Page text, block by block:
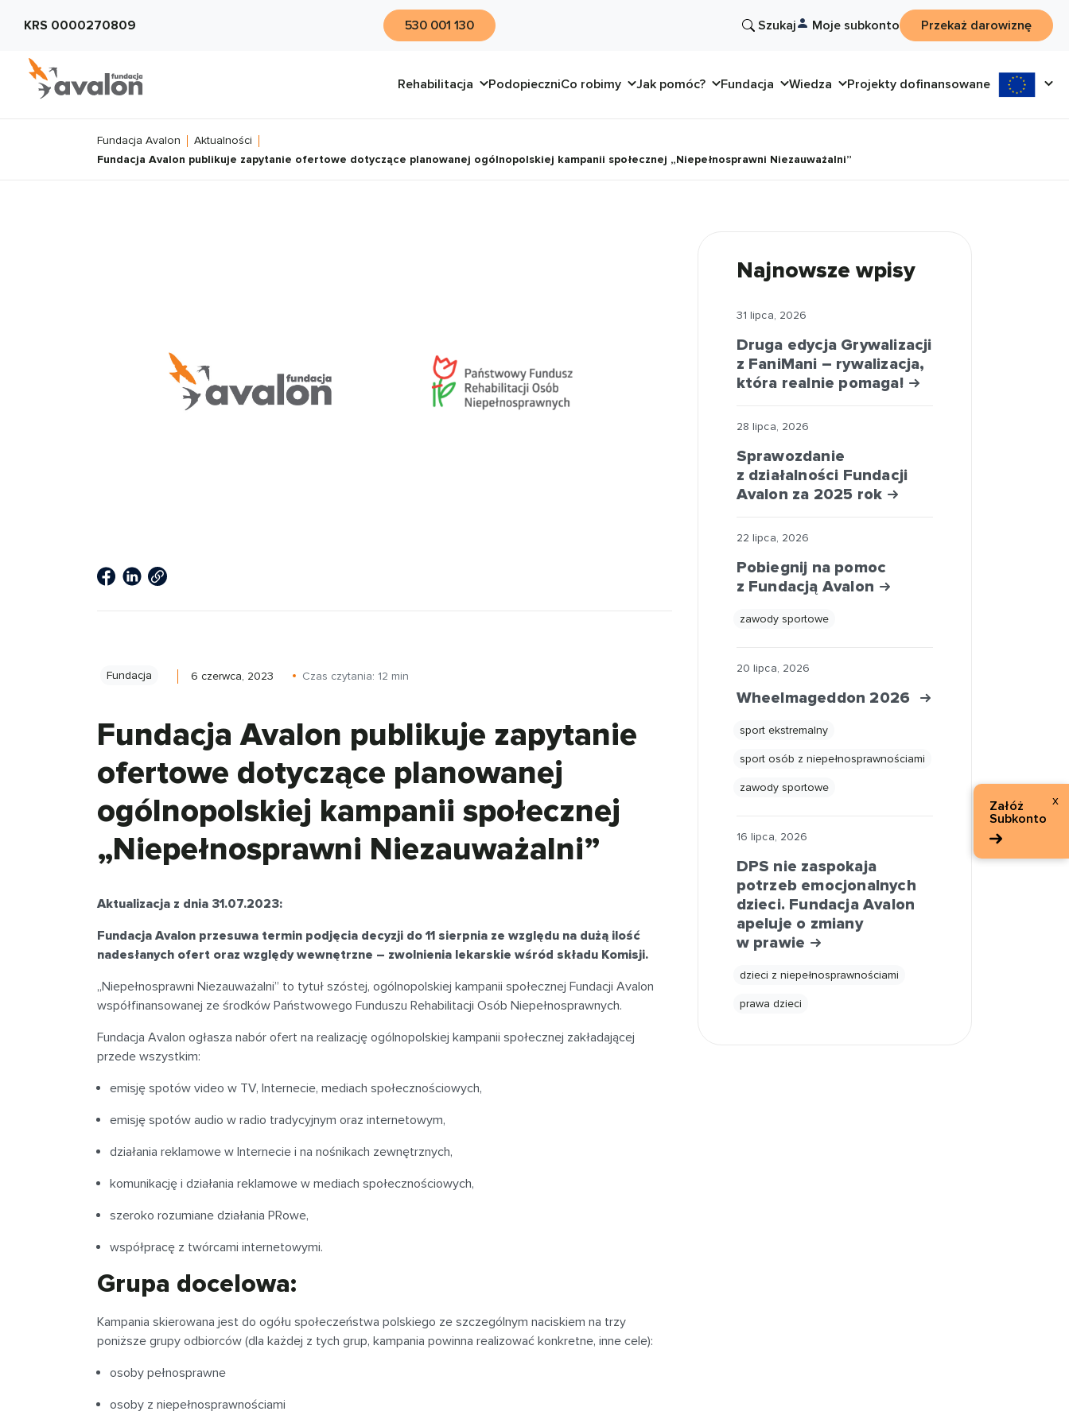
Załóż
Subkonto
x
KRS 0000270809 530 001 130 Szukaj Moje subkonto Przekaż darowiznę
Rehabilitacja PodopieczniCo robimy Jak pomóc? Fundacja Wiedza Projekty dofinansowane
Fundacja Avalon
Aktualności
Fundacja Avalon publikuje zapytanie ofertowe dotyczące planowanej ogólnopolskiej kampanii społecznej „Niepełnosprawni Niezauważalni”
Fundacja 6 czerwca, 2023 Czas czytania: 12 min
Fundacja Avalon publikuje zapytanie
ofertowe dotyczące planowanej
ogólnopolskiej kampanii społecznej
„Niepełnosprawni Niezauważalni”
Aktualizacja z dnia 31.07.2023:
Fundacja Avalon przesuwa termin podjęcia decyzji do 11 sierpnia ze względu na dużą ilość
nadesłanych ofert oraz względy wewnętrzne – zwolnienia lekarskie wśród składu Komisji.
„Niepełnosprawni Niezauważalni” to tytuł szóstej, ogólnopolskiej kampanii społecznej Fundacji Avalon
współfinansowanej ze środków Państwowego Funduszu Rehabilitacji Osób Niepełnosprawnych.
Fundacja Avalon ogłasza nabór ofert na realizację ogólnopolskiej kampanii społecznej zakładającej
przede wszystkim:
emisję spotów video w TV, Internecie, mediach społecznościowych,
emisję spotów audio w radio tradycyjnym oraz internetowym,
działania reklamowe w Internecie i na nośnikach zewnętrznych,
komunikację i działania reklamowe w mediach społecznościowych,
szeroko rozumiane działania PRowe,
współpracę z twórcami internetowymi.
Grupa docelowa:
Kampania skierowana jest do ogółu społeczeństwa polskiego ze szczególnym naciskiem na trzy
poniższe grupy odbiorców (dla każdej z tych grup, kampania powinna realizować konkretne, inne cele):
osoby pełnosprawne
osoby z niepełnosprawnościami
Najnowsze wpisy
31 lipca, 2026
Druga edycja Grywalizacji
z FaniMani – rywalizacja,
która realnie pomaga!
28 lipca, 2026
Sprawozdanie
z działalności Fundacji
Avalon za 2025 rok
22 lipca, 2026
Pobiegnij na pomoc
z Fundacją Avalon
zawody sportowe
20 lipca, 2026
Wheelmageddon 2026
sport ekstremalny
sport osób z niepełnosprawnościami
zawody sportowe
16 lipca, 2026
DPS nie zaspokaja
potrzeb emocjonalnych
dzieci. Fundacja Avalon
apeluje o zmiany
w prawie
dzieci z niepełnosprawnościami
prawa dzieci